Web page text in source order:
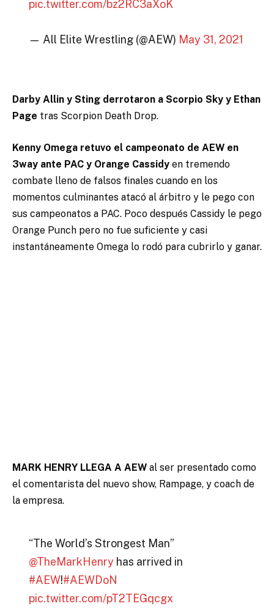
pic.twitter.com/bz2RC3aXoK
— All Elite Wrestling (@AEW) May 31, 2021
Darby Allin y Sting derrotaron a Scorpio Sky y Ethan
Page tras Scorpion Death Drop.
Kenny Omega retuvo el campeonato de AEW en
3way ante PAC y Orange Cassidy en tremendo
combate lleno de falsos finales cuando en los
momentos culminantes atacó al árbitro y le pego con
sus campeonatos a PAC. Poco después Cassidy le pego
Orange Punch pero no fue suficiente y casi
instantáneamente Omega lo rodó para cubrirlo y ganar.
MARK HENRY LLEGA A AEW al ser presentado como
el comentarista del nuevo show, Rampage, y coach de
la empresa.
“The World’s Strongest Man”
@TheMarkHenry has arrived in
#AEW!#AEWDoN
pic.twitter.com/pT2TEGqcgx